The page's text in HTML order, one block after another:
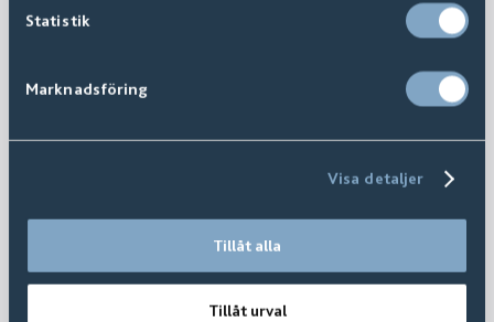
Statistik
Marknadsföring
Visa detaljer
Tillåt alla
Tillåt urval